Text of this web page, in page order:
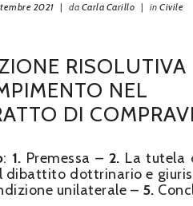
2021 | da Carla Carillo | in Civile
RISOLUTIVA
NEL
DI
: 1. Premessa – 2. La tutela
dibattito dottrinario e
unilaterale – 5.